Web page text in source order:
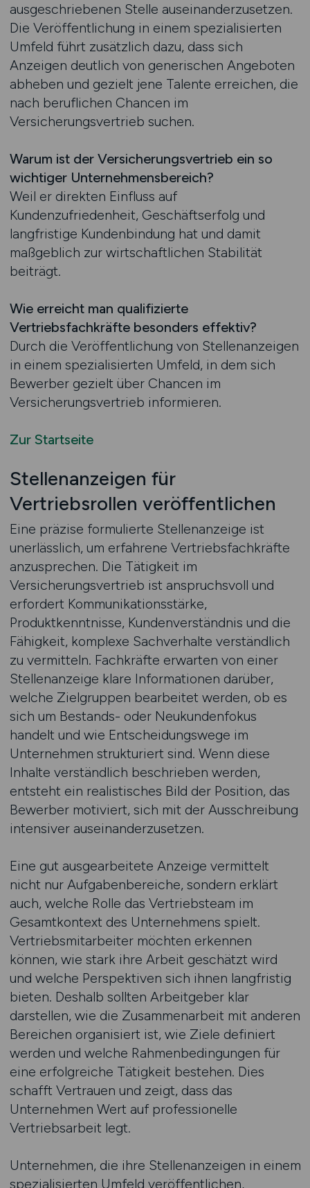
ausgeschriebenen Stelle auseinanderzusetzen.
Die Veröffentlichung in einem spezialisierten
Umfeld führt zusätzlich dazu, dass sich
Anzeigen deutlich von generischen Angeboten
abheben und gezielt jene Talente erreichen, die
nach beruflichen Chancen im
Versicherungsvertrieb suchen.
Warum ist der Versicherungsvertrieb ein so
wichtiger Unternehmensbereich?
Weil er direkten Einfluss auf
Kundenzufriedenheit, Geschäftserfolg und
langfristige Kundenbindung hat und damit
maßgeblich zur wirtschaftlichen Stabilität
beiträgt.
Wie erreicht man qualifizierte
Vertriebsfachkräfte besonders effektiv?
Durch die Veröffentlichung von Stellenanzeigen
in einem spezialisierten Umfeld, in dem sich
Bewerber gezielt über Chancen im
Versicherungsvertrieb informieren.
Zur Startseite
Stellenanzeigen für
Vertriebsrollen veröffentlichen
Eine präzise formulierte Stellenanzeige ist
unerlässlich, um erfahrene Vertriebsfachkräfte
anzusprechen. Die Tätigkeit im
Versicherungsvertrieb ist anspruchsvoll und
erfordert Kommunikationsstärke,
Produktkenntnisse, Kundenverständnis und die
Fähigkeit, komplexe Sachverhalte verständlich
zu vermitteln. Fachkräfte erwarten von einer
Stellenanzeige klare Informationen darüber,
welche Zielgruppen bearbeitet werden, ob es
sich um Bestands- oder Neukundenfokus
handelt und wie Entscheidungswege im
Unternehmen strukturiert sind. Wenn diese
Inhalte verständlich beschrieben werden,
entsteht ein realistisches Bild der Position, das
Bewerber motiviert, sich mit der Ausschreibung
intensiver auseinanderzusetzen.
Eine gut ausgearbeitete Anzeige vermittelt
nicht nur Aufgabenbereiche, sondern erklärt
auch, welche Rolle das Vertriebsteam im
Gesamtkontext des Unternehmens spielt.
Vertriebsmitarbeiter möchten erkennen
können, wie stark ihre Arbeit geschätzt wird
und welche Perspektiven sich ihnen langfristig
bieten. Deshalb sollten Arbeitgeber klar
darstellen, wie die Zusammenarbeit mit anderen
Bereichen organisiert ist, wie Ziele definiert
werden und welche Rahmenbedingungen für
eine erfolgreiche Tätigkeit bestehen. Dies
schafft Vertrauen und zeigt, dass das
Unternehmen Wert auf professionelle
Vertriebsarbeit legt.
Unternehmen, die ihre Stellenanzeigen in einem
spezialisierten Umfeld veröffentlichen,